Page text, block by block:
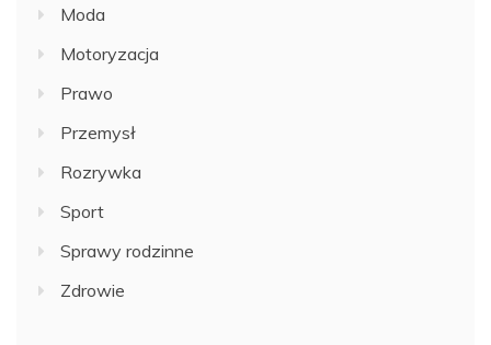
Moda
Motoryzacja
Prawo
Przemysł
Rozrywka
Sport
Sprawy rodzinne
Zdrowie